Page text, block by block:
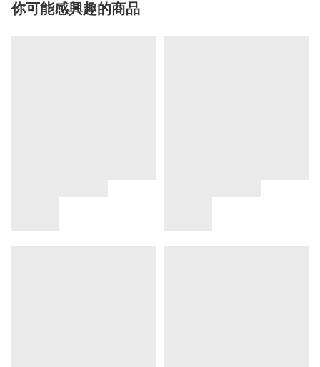
你可能感興趣的商品